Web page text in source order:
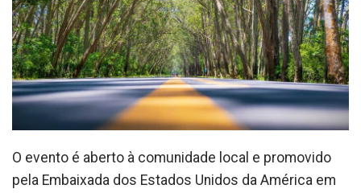
O evento é aberto à comunidade local e promovido
pela Embaixada dos Estados Unidos da América em